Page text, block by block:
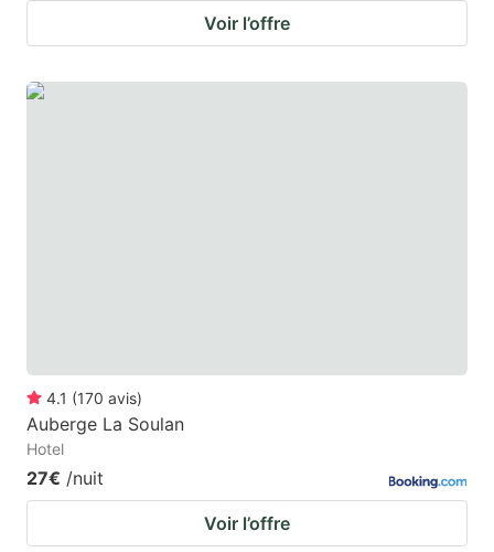
Voir l’offre
4.1 (170 avis)
Auberge La Soulan
Hotel
27€ /nuit
Voir l’offre